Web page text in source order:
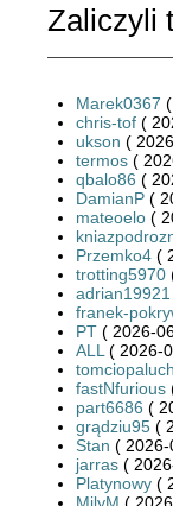
Zaliczyli
Marek0367
chris-tof (
ukson (
termos (
qbalo86 (
DamianP (
mateoelo (
Przemko4 (
trotting5970
adrian19921
franek-
PT ( 2026-
ALL ( 2026-
tomciopaluch
fastNfurious
part6686 (
grądziu95 (
Stan ( 2026-
jarras (
Platynowy (
MilyM (